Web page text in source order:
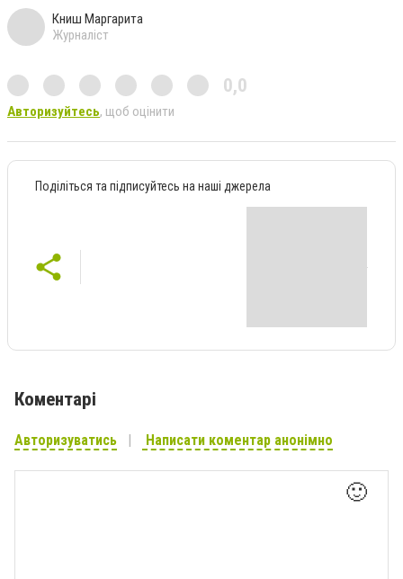
Книш Маргарита
Журналіст
0,0
Авторизуйтесь, щоб оцінити
Поділіться та підписуйтесь на наші джерела
Коментарі
Авторизуватись Написати коментар анонімно
🙂